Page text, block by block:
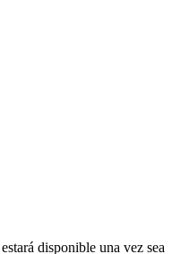
disponible una vez sea